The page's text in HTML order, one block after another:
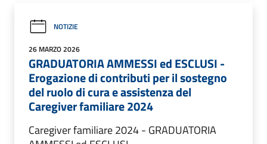
NOTIZIE
26 MARZO 2026
GRADUATORIA AMMESSI ed ESCLUSI -
Erogazione di contributi per il sostegno
del ruolo di cura e assistenza del
Caregiver familiare 2024
Caregiver familiare 2024 - GRADUATORIA